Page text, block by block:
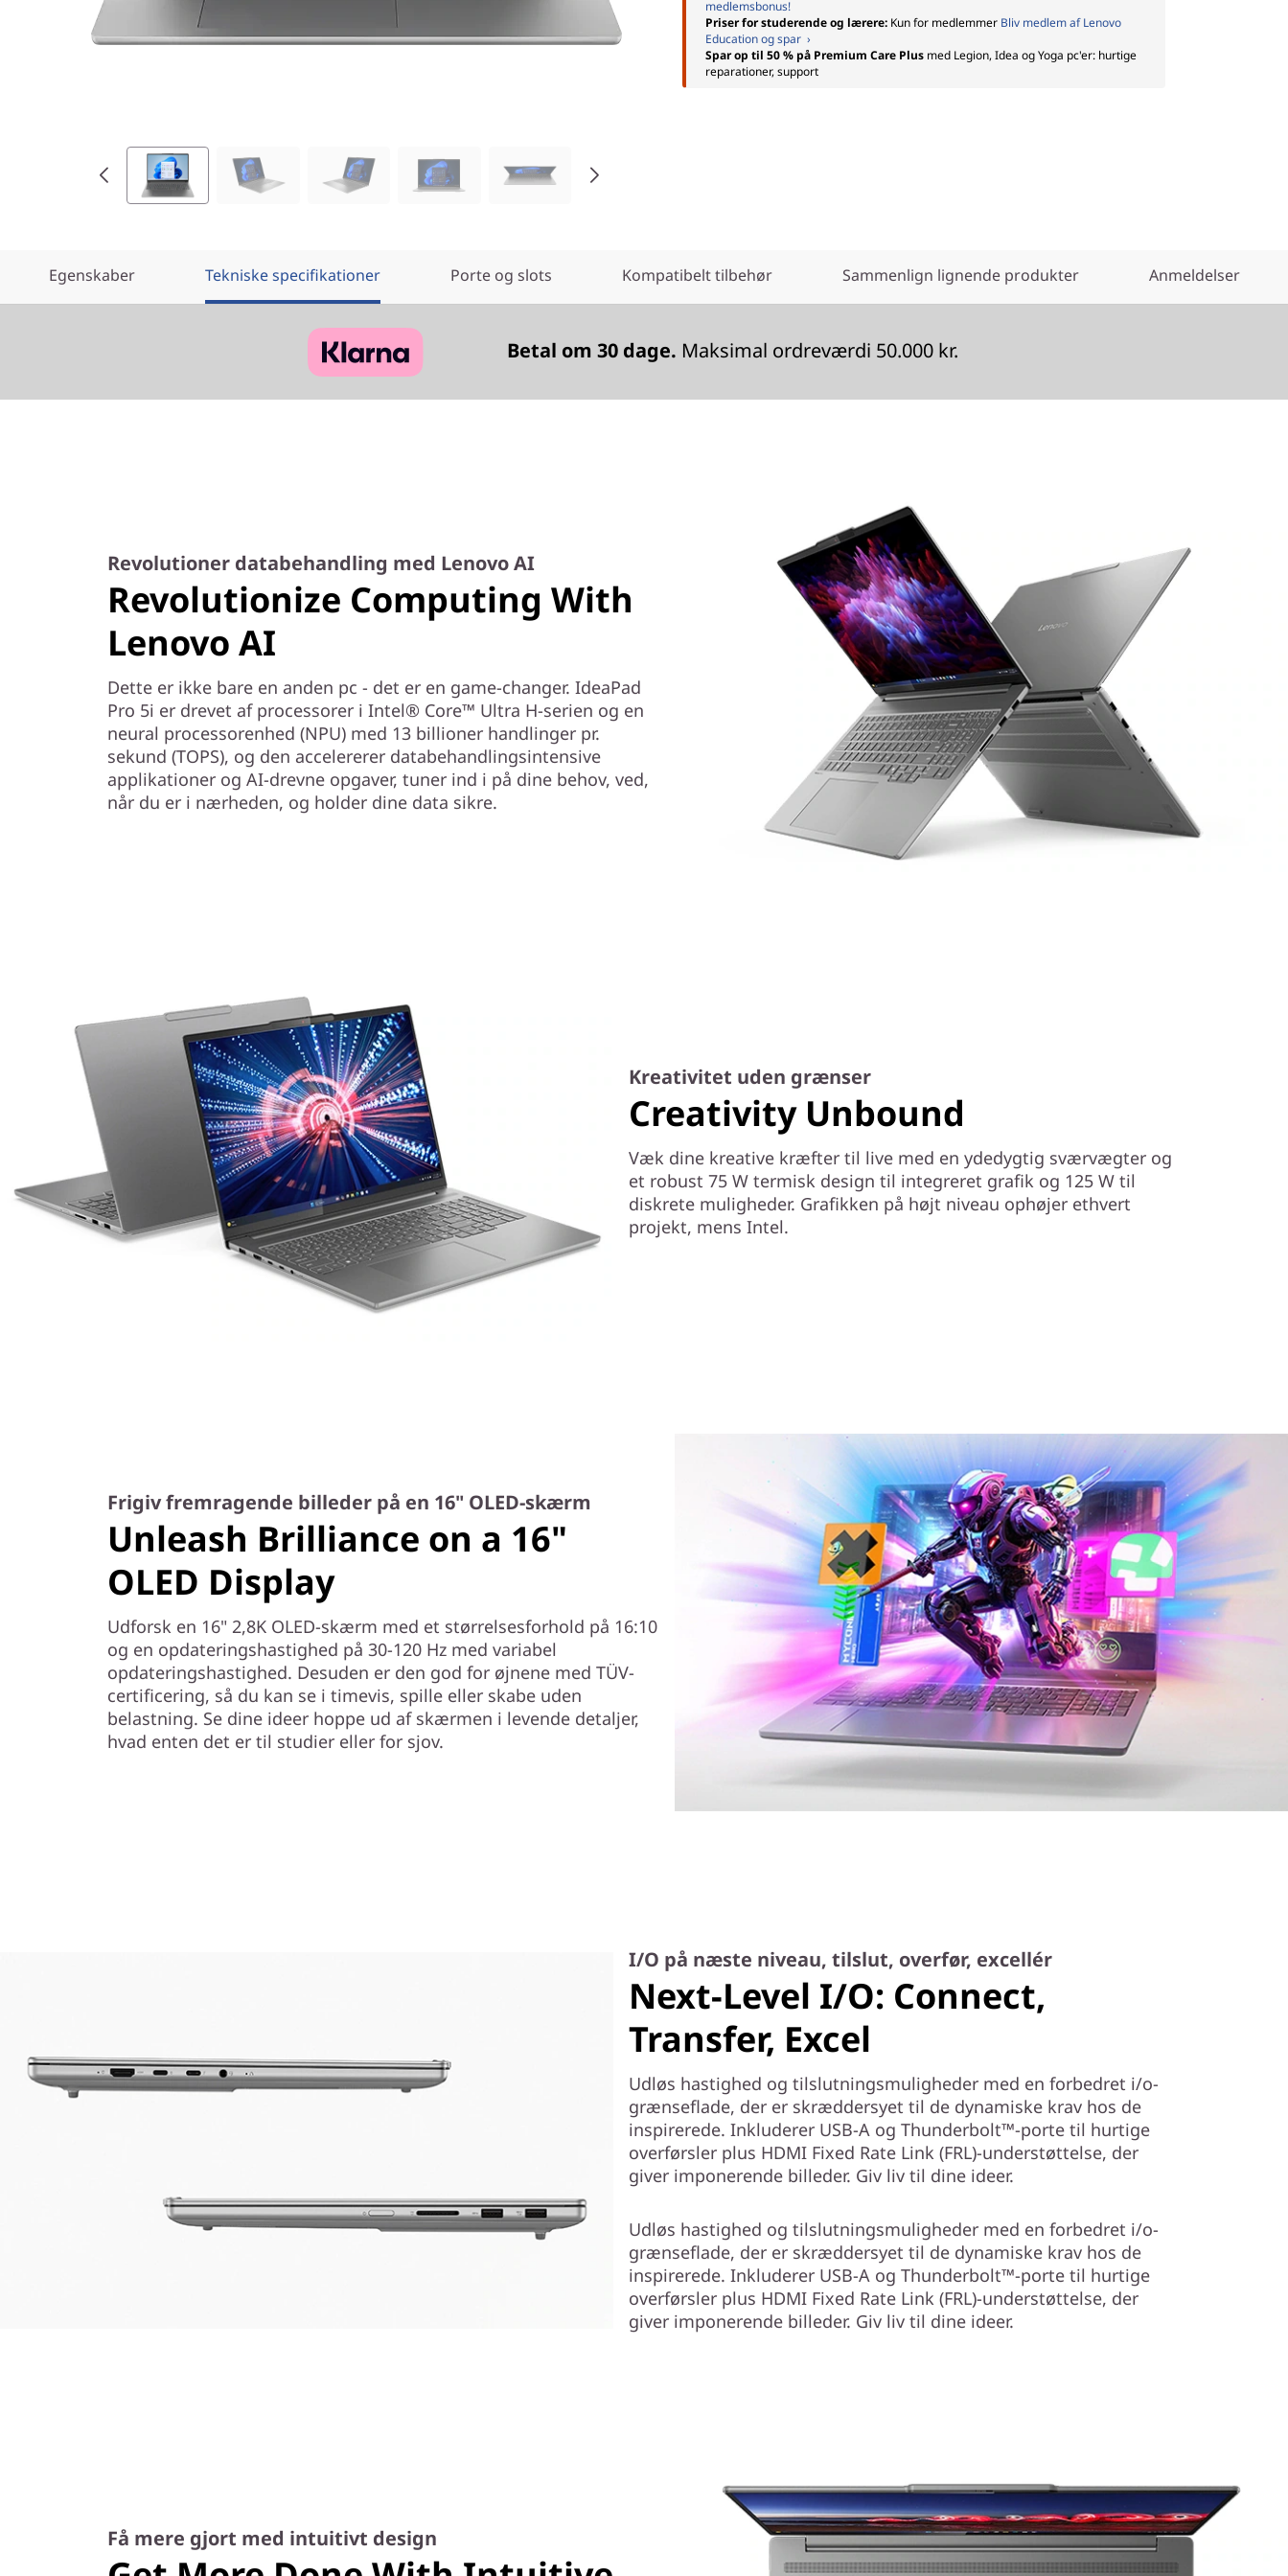
medlemsbonus!
Priser for studerende og lærere: Kun for medlemmer Bliv medlem af Lenovo
Education og spar ›
Spar op til 50 % på Premium Care Plus med Legion, Idea og Yoga pc'er: hurtige
reparationer, support
Egenskaber Tekniske specifikationer Porte og slots Kompatibelt tilbehør Sammenlign lignende produkter Anmeldelser
Betal om 30 dage. Maksimal ordreværdi 50.000 kr.
Revolutioner databehandling med Lenovo AI
Revolutionize Computing With
Lenovo AI
Dette er ikke bare en anden pc - det er en game-changer. IdeaPad
Pro 5i er drevet af processorer i Intel® Core™ Ultra H-serien og en
neural processorenhed (NPU) med 13 billioner handlinger pr.
sekund (TOPS), og den accelererer databehandlingsintensive
applikationer og AI-drevne opgaver, tuner ind i på dine behov, ved,
når du er i nærheden, og holder dine data sikre.
Kreativitet uden grænser
Creativity Unbound
Væk dine kreative kræfter til live med en ydedygtig sværvægter og
et robust 75 W termisk design til integreret grafik og 125 W til
diskrete muligheder. Grafikken på højt niveau ophøjer ethvert
projekt, mens Intel.
Frigiv fremragende billeder på en 16" OLED-skærm
Unleash Brilliance on a 16"
OLED Display
Udforsk en 16" 2,8K OLED-skærm med et størrelsesforhold på 16:10
og en opdateringshastighed på 30-120 Hz med variabel
opdateringshastighed. Desuden er den god for øjnene med TÜV-
certificering, så du kan se i timevis, spille eller skabe uden
belastning. Se dine ideer hoppe ud af skærmen i levende detaljer,
hvad enten det er til studier eller for sjov.
I/O på næste niveau, tilslut, overfør, excellér
Next-Level I/O: Connect,
Transfer, Excel
Udløs hastighed og tilslutningsmuligheder med en forbedret i/o-
grænseflade, der er skræddersyet til de dynamiske krav hos de
inspirerede. Inkluderer USB-A og Thunderbolt™-porte til hurtige
overførsler plus HDMI Fixed Rate Link (FRL)-understøttelse, der
giver imponerende billeder. Giv liv til dine ideer.
Udløs hastighed og tilslutningsmuligheder med en forbedret i/o-
grænseflade, der er skræddersyet til de dynamiske krav hos de
inspirerede. Inkluderer USB-A og Thunderbolt™-porte til hurtige
overførsler plus HDMI Fixed Rate Link (FRL)-understøttelse, der
giver imponerende billeder. Giv liv til dine ideer.
Få mere gjort med intuitivt design